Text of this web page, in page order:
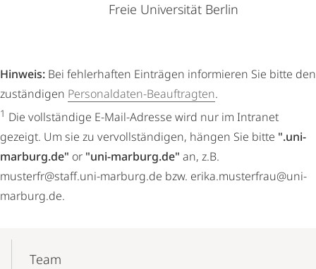
Freie Universität Berlin
Hinweis: Bei fehlerhaften Einträgen informieren Sie bitte den
zuständigen Personaldaten-Beauftragten.
1 Die vollständige E-Mail-Adresse wird nur im Intranet
gezeigt. Um sie zu vervollständigen, hängen Sie bitte ".uni-
marburg.de" or "uni-marburg.de" an, z.B.
musterfr@staff.uni-marburg.de bzw. erika.musterfrau@uni-
marburg.de.
Navigation
Team